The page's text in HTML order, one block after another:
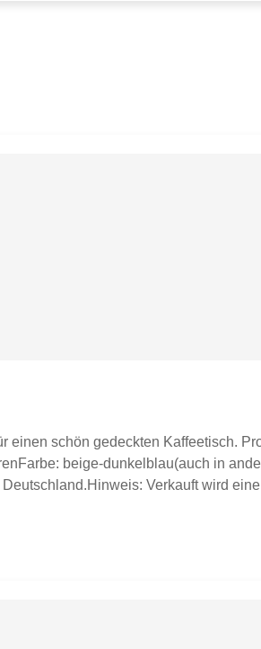
schön gedeckten Kaffeetisch.
beige-dunkelblau(auch in
Verkauft wird